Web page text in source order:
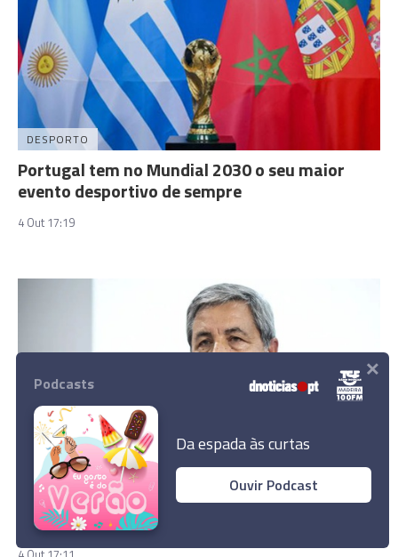
DESPORTO
Portugal tem no Mundial 2030 o seu maior
evento desportivo de sempre
4 Out 17:19
DESPORTO
Fernando Gomes diz que Mundial 2030 vai
"marcar o futuro da competição"
Podcasts
Da espada às curtas
Ouvir Podcast
×